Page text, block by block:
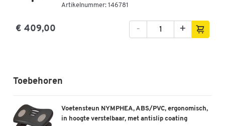
Artikelnummer: 146781
€ 409,00 +
-
Toebehoren
Voetensteun NYMPHEA, ABS/PVC, ergonomisch,
in hoogte verstelbaar, met antislip coating